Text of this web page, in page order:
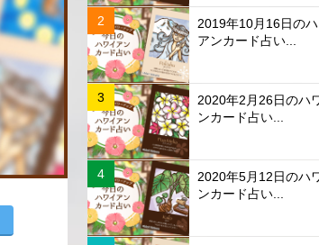
2019年10月16日のハ
アンカード占い...
2020年2月26日のハ
ンカード占い...
2020年5月12日のハ
ンカード占い...